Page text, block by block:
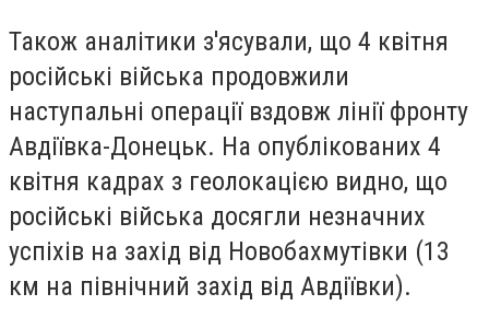
Також аналітики з'ясували, що 4 квітня
російські війська продовжили
наступальні операції вздовж лінії фронту
Авдіївка-Донецьк. На опублікованих 4
квітня кадрах з геолокацією видно, що
російські війська досягли незначних
успіхів на захід від Новобахмутівки (13
км на північний захід від Авдіївки).